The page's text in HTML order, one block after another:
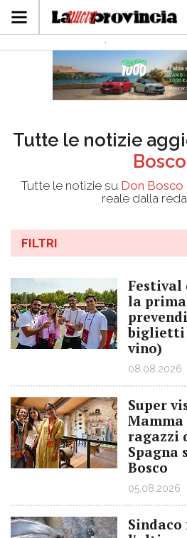
Tutte le notizie
Bosco
Tutte le notizie su Don Bosco
reale dalla
FILTRI
Festival
la
biglietti
vino)
08.08.2026
Super
ragazzi
Spagna
Bosco
05.08.2026